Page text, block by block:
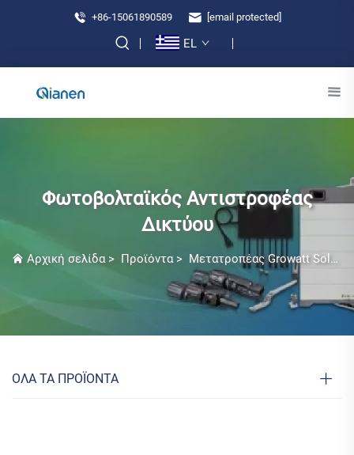
+86-15061890589 [email protected]
EL
Φωτοβολταϊκός Αντιστροφέας
Δικτύου
Αρχική σελίδα> Προϊόντα> Μετατροπέας Growatt Solar
ΟΛΑ ΤΑ ΠΡΟΪΟΝΤΑ